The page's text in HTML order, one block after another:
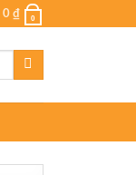
0 ₫ 0